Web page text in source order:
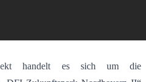
handelt es sich um die